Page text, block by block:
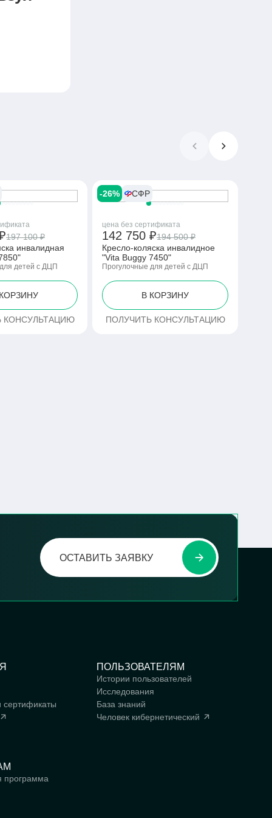
197 100 ₽
инвалидная
детей с ДЦП
КОНСУЛЬТАЦИЮ
-26% СФР
цена без сертификата
142 750 ₽194 500 ₽
Кресло-коляска инвалидное
"Vita Buggy 7450"
Прогулочные для детей с ДЦП
В КОРЗИНУ
ПОЛУЧИТЬ КОНСУЛЬТАЦИЮ
ОСТАВИТЬ ЗАЯВКУ
сертификаты
ПОЛЬЗОВАТЕЛЯМ
Истории пользователей
Исследования
База знаний
Человек кибернетический
программа